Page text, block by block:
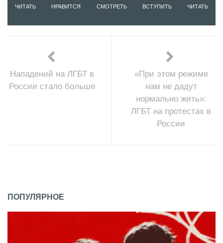
ЧИТАТЬ НРАВИТСЯ СМОТРЕТЬ ВСТУПИТЬ ЧИТАТЬ
Нападений на ЛГБТ в
России стало больше
«При этом режиме
нам не дадут
нормально жить»:
ЛГБТ на протестах в
России
ПОПУЛЯРНОЕ